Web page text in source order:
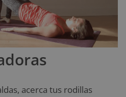
acerca tus rodillas